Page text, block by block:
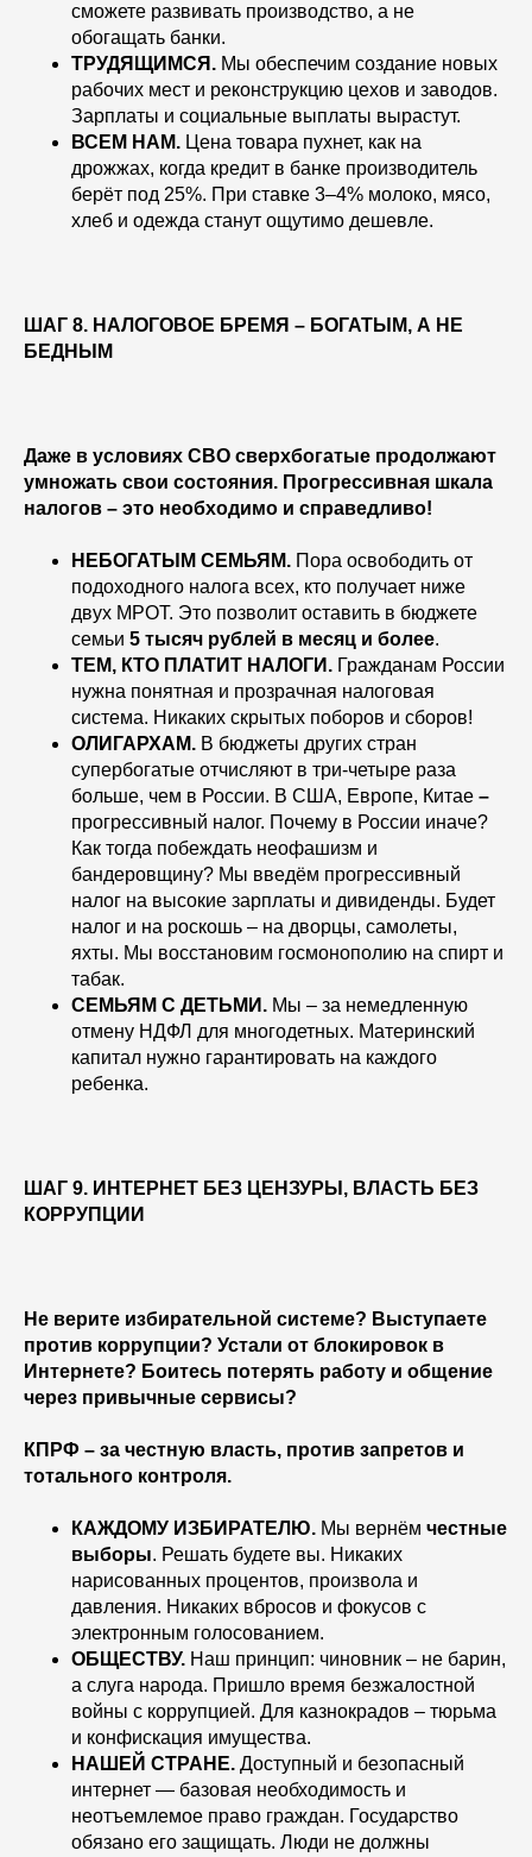
сможете развивать производство, а не
обогащать банки.
ТРУДЯЩИМСЯ. Мы обеспечим создание новых
рабочих мест и реконструкцию цехов и заводов.
Зарплаты и социальные выплаты вырастут.
ВСЕМ НАМ. Цена товара пухнет, как на
дрожжах, когда кредит в банке производитель
берёт под 25%. При ставке 3–4% молоко, мясо,
хлеб и одежда станут ощутимо дешевле.
ШАГ 8. НАЛОГОВОЕ БРЕМЯ – БОГАТЫМ, А НЕ
БЕДНЫМ
Даже в условиях СВО сверхбогатые продолжают
умножать свои состояния. Прогрессивная шкала
налогов – это необходимо и справедливо!
НЕБОГАТЫМ СЕМЬЯМ. Пора освободить от
подоходного налога всех, кто получает ниже
двух МРОТ. Это позволит оставить в бюджете
семьи 5 тысяч рублей в месяц и более.
ТЕМ, КТО ПЛАТИТ НАЛОГИ. Гражданам России
нужна понятная и прозрачная налоговая
система. Никаких скрытых поборов и сборов!
ОЛИГАРХАМ. В бюджеты других стран
супербогатые отчисляют в три-четыре раза
больше, чем в России. В США, Европе, Китае –
прогрессивный налог. Почему в России иначе?
Как тогда побеждать неофашизм и
бандеровщину? Мы введём прогрессивный
налог на высокие зарплаты и дивиденды. Будет
налог и на роскошь – на дворцы, самолеты,
яхты. Мы восстановим госмонополию на спирт и
табак.
СЕМЬЯМ С ДЕТЬМИ. Мы – за немедленную
отмену НДФЛ для многодетных. Материнский
капитал нужно гарантировать на каждого
ребенка.
ШАГ 9. ИНТЕРНЕТ БЕЗ ЦЕНЗУРЫ, ВЛАСТЬ БЕЗ
КОРРУПЦИИ
Не верите избирательной системе? Выступаете
против коррупции? Устали от блокировок в
Интернете? Боитесь потерять работу и общение
через привычные сервисы?
КПРФ – за честную власть, против запретов и
тотального контроля.
КАЖДОМУ ИЗБИРАТЕЛЮ. Мы вернём честные
выборы. Решать будете вы. Никаких
нарисованных процентов, произвола и
давления. Никаких вбросов и фокусов с
электронным голосованием.
ОБЩЕСТВУ. Наш принцип: чиновник – не барин,
а слуга народа. Пришло время безжалостной
войны с коррупцией. Для казнокрадов – тюрьма
и конфискация имущества.
НАШЕЙ СТРАНЕ. Доступный и безопасный
интернет — базовая необходимость и
неотъемлемое право граждан. Государство
обязано его защищать. Люди не должны